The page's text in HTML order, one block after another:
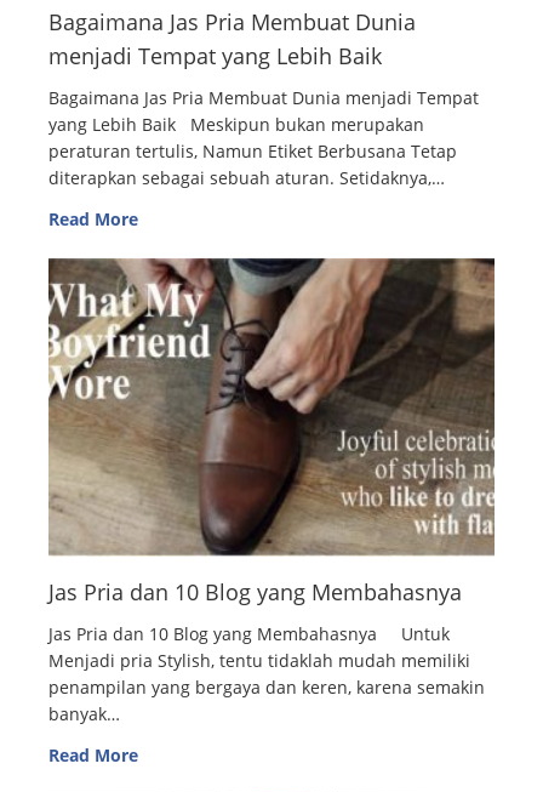
Bagaimana Jas Pria Membuat Dunia
menjadi Tempat yang Lebih Baik
Bagaimana Jas Pria Membuat Dunia menjadi Tempat
yang Lebih Baik Meskipun bukan merupakan
peraturan tertulis, Namun Etiket Berbusana Tetap
diterapkan sebagai sebuah aturan. Setidaknya,…
Read More
Jas Pria dan 10 Blog yang Membahasnya
Jas Pria dan 10 Blog yang Membahasnya Untuk
Menjadi pria Stylish, tentu tidaklah mudah memiliki
penampilan yang bergaya dan keren, karena semakin
banyak…
Read More